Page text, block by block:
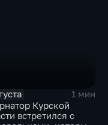
1 мин
Курской
встретился с